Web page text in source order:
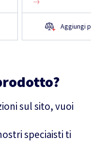
Aggiungi
sul sito, vuoi
speciaisti ti